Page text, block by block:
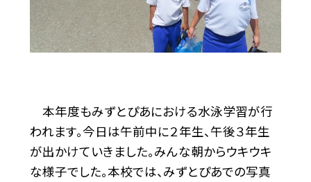
本年度もみずとぴあにおける水泳学習が行
われます。今日は午前中に２年生、午後３年生
が出かけていきました。みんな朝からウキウキ
な様子でした。本校では、みずとぴあでの写真